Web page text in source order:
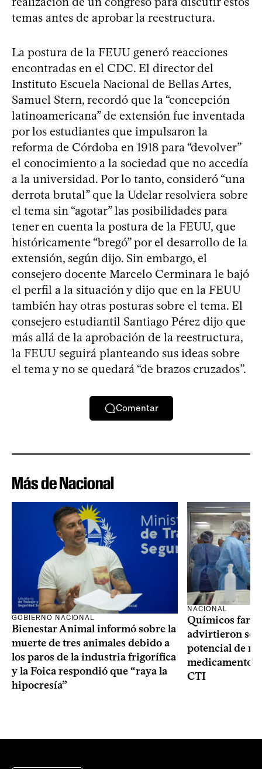
temas antes de aprobar la reestructura.
La postura de la FEUU generó reacciones
encontradas en el CDC. El director del
Instituto Escuela Nacional de Bellas Artes,
Samuel Stern, recordó que la “concepción
latinoamericana” de extensión fue inventada
por los estudiantes que impulsaron la
reforma de Córdoba en 1918 para “devolver”
el conocimiento a la sociedad que no accedía
a la universidad. Por lo tanto, consideró “una
derrota brutal” que la Udelar resolviera sobre
el tema sin “agotar” las posibilidades para
tener en cuenta la postura de la FEUU, que
históricamente “bregó” por el desarrollo de la
extensión, según dijo. Sin embargo, el
consejero docente Marcelo Cerminara le bajó
el perfil a la situación y dijo que en la FEUU
también hay otras posturas sobre el tema. El
consejero estudiantil Santiago Pérez dijo que
más allá de la aprobación de la reestructura,
la FEUU seguirá planteando sus ideas sobre
el tema y no se quedará “de brazos cruzados”.
Comentar
Más de Nacional
GOBIERNO NACIONAL
Bienestar Animal informó sobre la
muerte de tres animales debido a
los paros de la industria frigorífica
y la Foica respondió que “raya la
hipocresía”
NACIONAL
Químicos
advirtieron
potencial de
medicamentos
CTI